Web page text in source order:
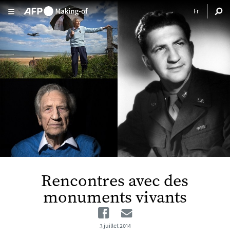
Aller au contenu principal
Rencontres avec des
monuments vivants
Facebook
3 juillet 2014